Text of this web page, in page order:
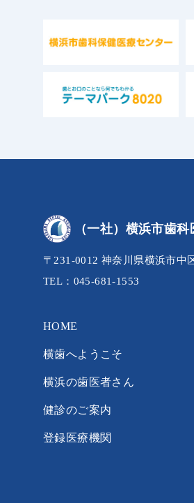
（一社）横浜市歯
〒231-0012 神奈川県横浜市
TEL：045-681-1553
HOME
横歯へようこそ
横浜の歯医者さん
健診のご案内
登録医療機関